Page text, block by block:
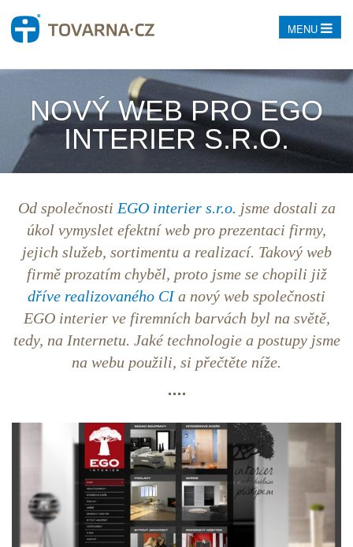
MENU
NOVÝ WEB PRO EGO
INTERIER S.R.O.
Od společnosti EGO interier s.r.o. jsme dostali za
úkol vymyslet efektní web pro prezentaci firmy,
jejich služeb, sortimentu a realizací. Takový web
firmě prozatím chyběl, proto jsme se chopili již
dříve realizovaného CIa nový web společnosti
EGO interier ve firemních barvách byl na světě,
tedy, na Internetu. Jaké technologie a postupy jsme
na webu použili, si přečtěte níže.